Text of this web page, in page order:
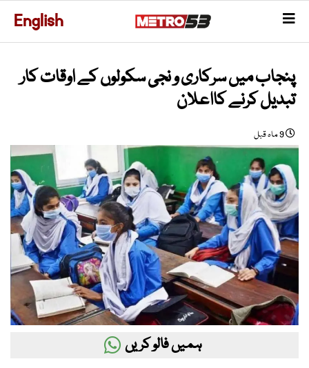
English
پنجاب میں سرکاری و نجی سکولوں کے اوقات کار
تبدیل کرنے کااعلان
9 ماہ قبل
ہمیں فالو کریں